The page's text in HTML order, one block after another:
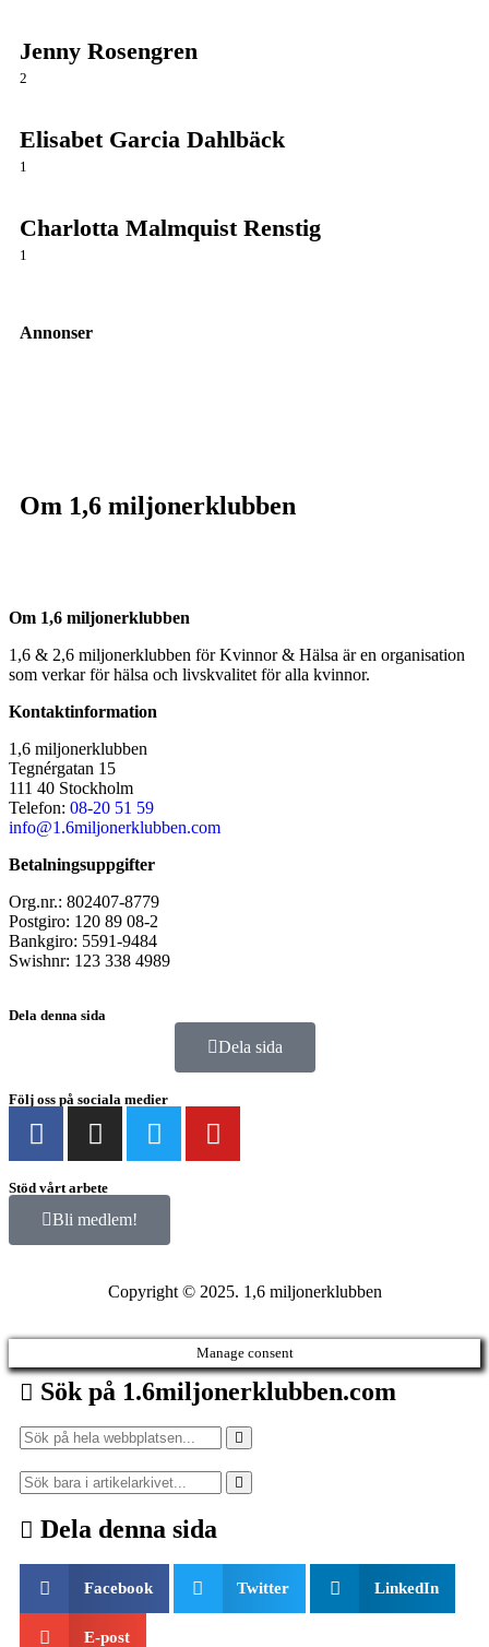
Jenny Rosengren
2
Elisabet Garcia Dahlbäck
1
Charlotta Malmquist Renstig
1
Annonser
Om 1,6 miljonerklubben
Om 1,6 miljonerklubben
1,6 & 2,6 miljonerklubben för Kvinnor & Hälsa är en organisation
som verkar för hälsa och livskvalitet för alla kvinnor.
Kontaktinformation
1,6 miljonerklubben
Tegnérgatan 15
111 40 Stockholm
Telefon: 08-20 51 59
info@1.6miljonerklubben.com
Betalningsuppgifter
Org.nr.: 802407-8779
Postgiro: 120 89 08-2
Bankgiro: 5591-9484
Swishnr: 123 338 4989
Dela denna sida
Dela sida
Följ oss på sociala medier
Stöd vårt arbete
Bli medlem!
Copyright © 2025. 1,6 miljonerklubben
Manage consent
Sök på 1.6miljonerklubben.com
Dela denna sida
Facebook Twitter LinkedIn
E-post